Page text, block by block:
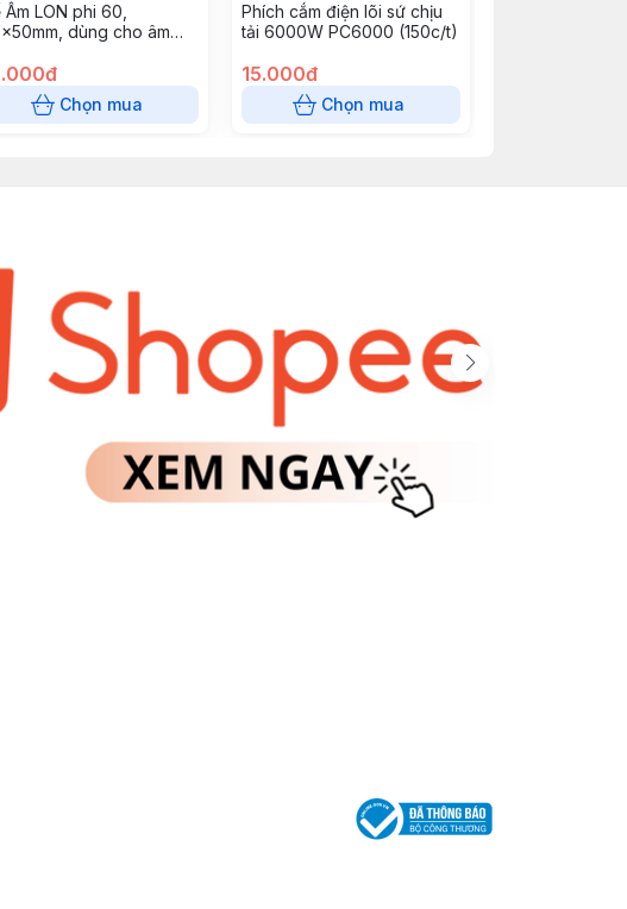
LON phi 60,
dùng cho âm
cái/gói)
Chọn mua
Phích cắm điện lõi sứ chịu
tải 6000W PC6000 (150c/t)
15.000đ
Chọn mua